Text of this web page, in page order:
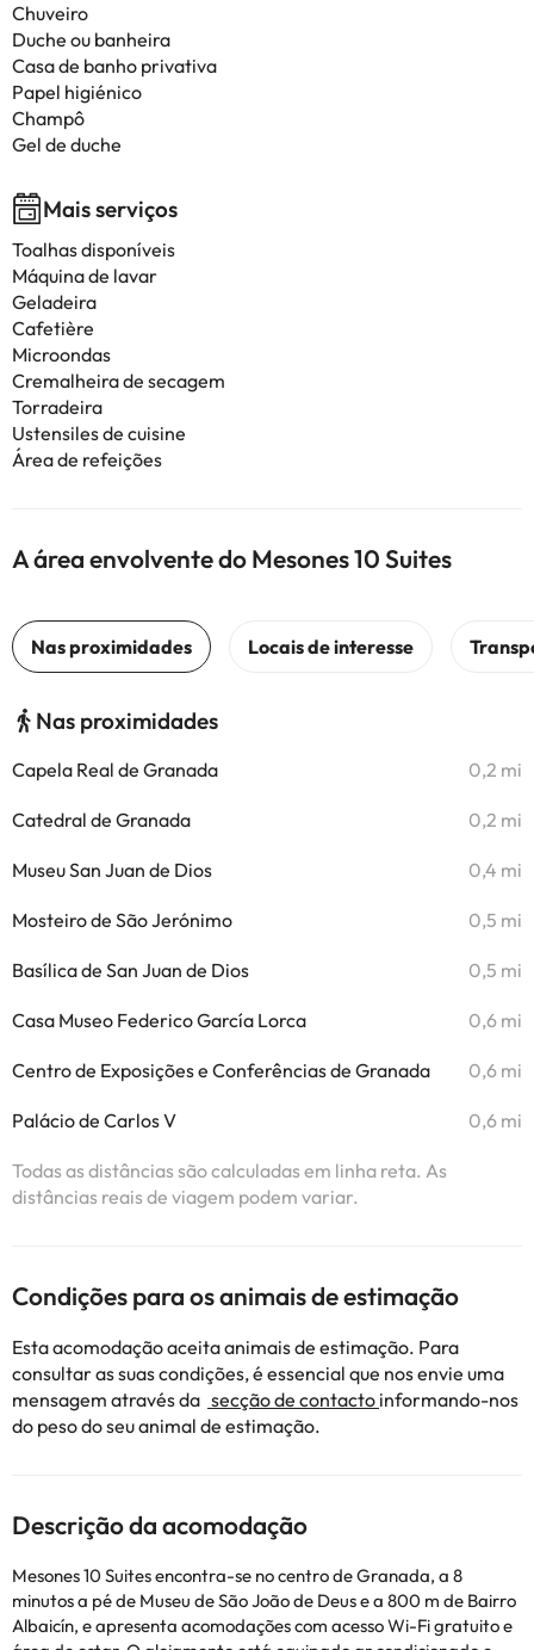
Chuveiro
Duche ou banheira
Casa de banho privativa
Papel higiénico
Champô
Gel de duche
Mais serviços
Toalhas disponíveis
Máquina de lavar
Geladeira
Cafetière
Microondas
Cremalheira de secagem
Torradeira
Ustensiles de cuisine
Área de refeições
A área envolvente do Mesones 10 Suites
Nas proximidades
Capela Real de Granada 0,2 mi
Catedral de Granada 0,2 mi
Museu San Juan de Dios 0,4 mi
Mosteiro de São Jerónimo 0,5 mi
Basílica de San Juan de Dios 0,5 mi
Casa Museo Federico García Lorca 0,6 mi
Centro de Exposições e Conferências de Granada 0,6 mi
Palácio de Carlos V 0,6 mi
Todas as distâncias são calculadas em linha reta. As
distâncias reais de viagem podem variar.
Condições para os animais de estimação
Esta acomodação aceita animais de estimação. Para
consultar as suas condições, é essencial que nos envie uma
mensagem através da secção de contacto informando-nos
do peso do seu animal de estimação.
Descrição da acomodação
Mesones 10 Suites encontra-se no centro de Granada, a 8
minutos a pé de Museu de São João de Deus e a 800 m de Bairro
Albaicín, e apresenta acomodações com acesso Wi-Fi gratuito e